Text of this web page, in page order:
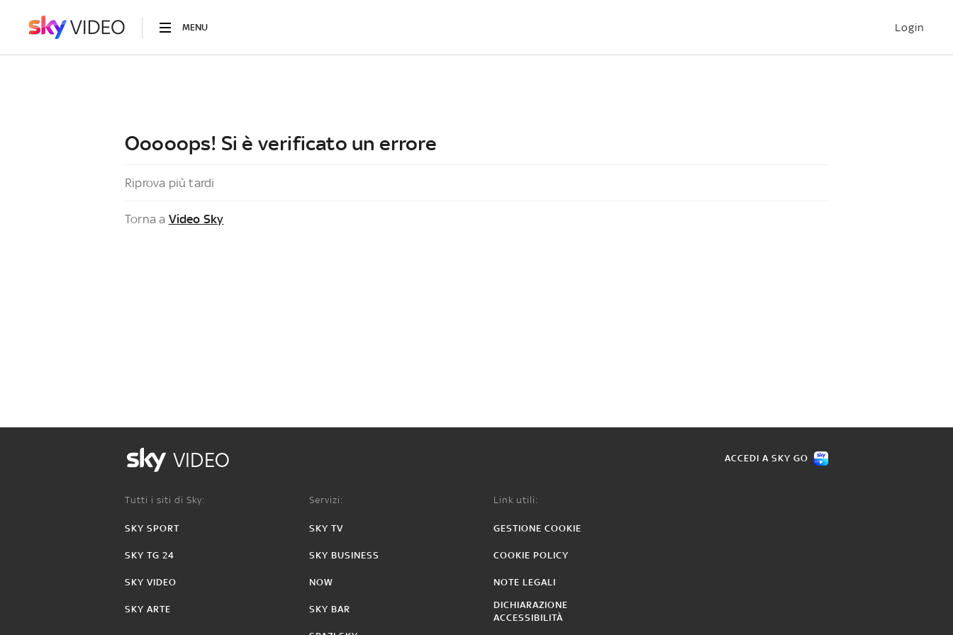
MENU Login
Ooooops! Si è verificato un errore
Riprova più tardi
Torna a Video Sky
VIDEO ACCEDI A SKY GO
Tutti i siti di Sky:
SKY SPORT
SKY TG 24
SKY VIDEO
SKY ARTE
Servizi:
SKY TV
SKY BUSINESS
NOW
SKY BAR
Link utili:
GESTIONE COOKIE
COOKIE POLICY
NOTE LEGALI
DICHIARAZIONE
ACCESSIBILITÀ